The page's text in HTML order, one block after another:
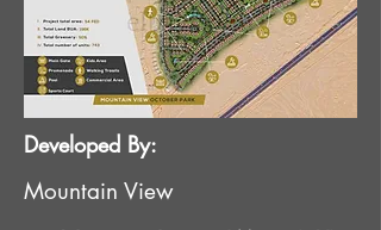
Developed By:
Mountain View